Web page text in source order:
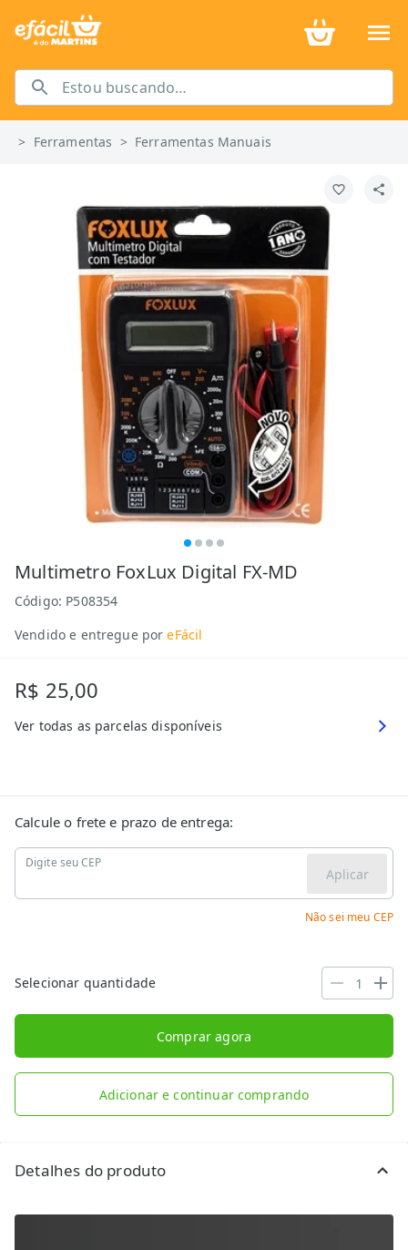
> Ferramentas > Ferramentas Manuais
Multimetro FoxLux Digital FX-MD
Código: P508354
Vendido e entregue por eFácil
R$ 25,00
Ver todas as parcelas disponíveis
Calcule o frete e prazo de entrega:
Digite seu CEP
Aplicar
Não sei meu CEP
Selecionar quantidade
Comprar agora
Adicionar e continuar comprando
Detalhes do produto